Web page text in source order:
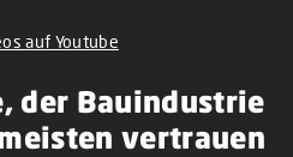
auf Youtube
der Bauindustrie
vertrauen